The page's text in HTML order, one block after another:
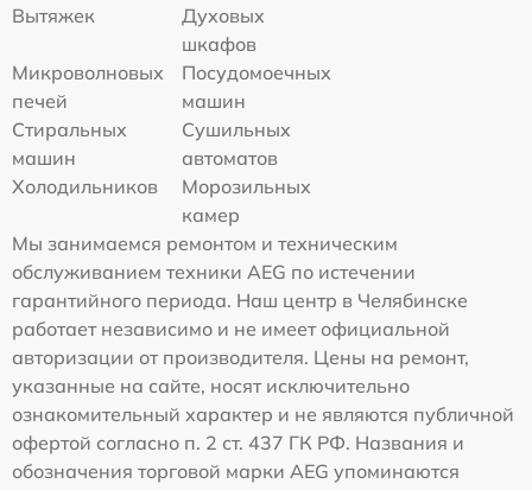
Вытяжек
Духовых
шкафов
Микроволновых
печей
Посудомоечных
машин
Стиральных
машин
Сушильных
автоматов
Холодильников
Морозильных
камер
Мы занимаемся ремонтом и техническим
обслуживанием техники AEG по истечении
гарантийного периода. Наш центр в Челябинске
работает независимо и не имеет официальной
авторизации от производителя. Цены на ремонт,
указанные на сайте, носят исключительно
ознакомительный характер и не являются публичной
офертой согласно п. 2 ст. 437 ГК РФ. Названия и
обозначения торговой марки AEG упоминаются